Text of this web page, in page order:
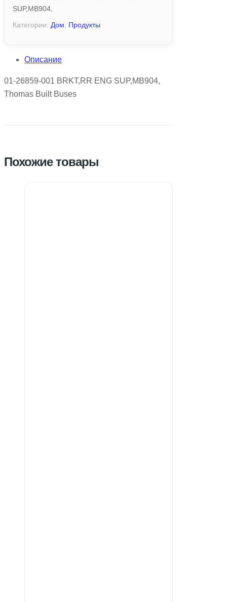
SUP,MB904,
Категории: Дом Продукты
Описание
01-26859-001 BRKT,RR ENG SUP,MB904,
Thomas Built Buses
Похожие товары